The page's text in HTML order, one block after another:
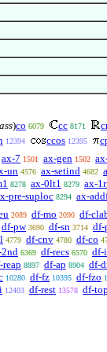
)co 6079 cc 8171
12394 ccos 12395
ax-7 1501 ax-gen 1502
un 4576 ax-setind 4682
8278 ax-0lt1 8279 ax-
pre-suploc 8294 ax-
2089 df-mo 2090 df-
df-pw 3690 df-sn 3714 df-
4779 df-cnv 4780 df-co
6369 df-recs 6570 df-
reap 8897 df-ap 8904 df-
10280 df-fz 10395 df-fzo
12403 df-rest 13578 df-